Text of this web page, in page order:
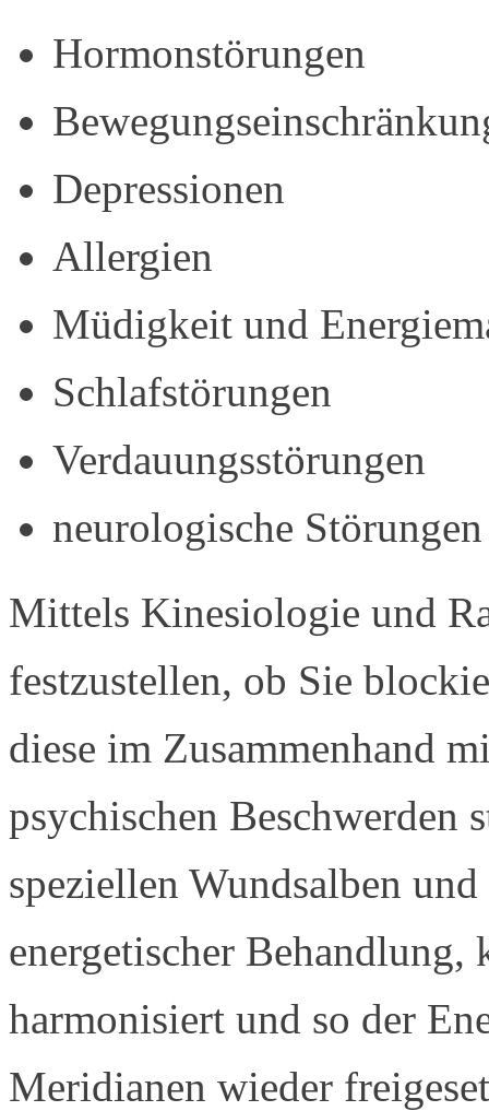
Hormonstörungen
Depressionen
Allergien
Müdigkeit und
Schlafstörungen
Verdauungsstörungen
neurologische Störungen
Mittels Kinesiologie und
festzustellen, ob Sie
diese im Zusammenhand
psychischen Beschwerden
speziellen Wundsalben
energetischer Behandlung,
harmonisiert und so der
Meridianen wieder